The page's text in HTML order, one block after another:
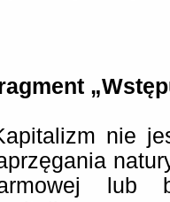
nie
lub